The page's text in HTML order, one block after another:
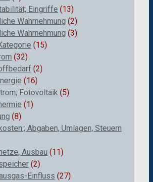
Eingriffe (13)
Wahrnehmung (2)
Wahrnehmung (3)
(15)
(32)
(2)
(16)
Fotovoltaik (5)
(1)
(8)
Abgaben, Umlagen, Steuern
Ausbau (11)
(2)
Einfluss (27)